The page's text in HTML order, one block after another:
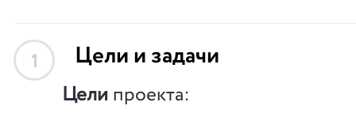
1 Цели и задачи
Цели проекта: